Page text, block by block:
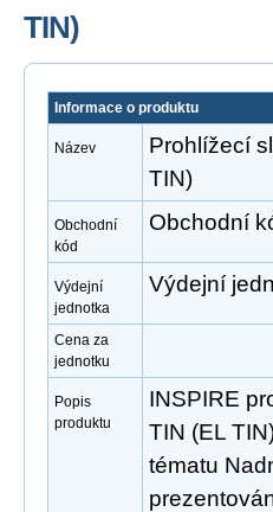
TIN)
Informace o produktu
Název
Prohlížecí
TIN)
Obchodní
kód
Obchodní
Výdejní
jednotka
Výdejní
Cena za
jednotku
Popis
produktu
INSPIRE
TIN (EL
tématu